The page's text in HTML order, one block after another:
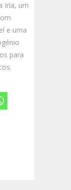
Iria, um
e uma
para